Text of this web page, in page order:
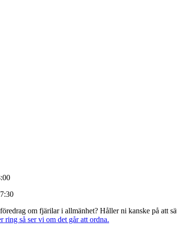
om fjärilar i allmänhet? Håller ni kanske på att
ring så ser vi om det går att ordna.